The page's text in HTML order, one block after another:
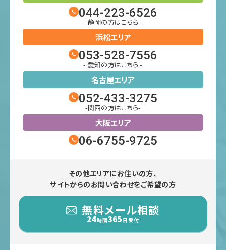
044-223-6526
- 静岡の方はこちら -
浜松エリア
053-528-7556
- 愛知の方はこちら -
名古屋エリア
052-433-3275
-関西の方はこちら-
大阪エリア
06-6755-9725
その他エリアにお住いの方、
サイトからのお問い合わせをご希望の方
無料メール相談
24時間365 日受付